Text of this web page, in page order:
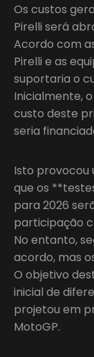
Os custos
Pirelli será
Acordo com
Pirelli e as
suportaria o
Inicialmente,
custo deste
seria
Isto provocou
que os
para 2026
participação
No entanto,
acordo, mas
O objetivo
inicial de
projetou em
MotoGP.